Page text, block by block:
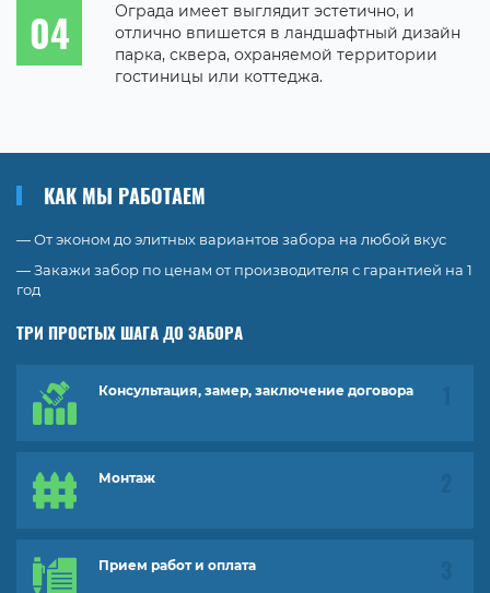
Ограда имеет выглядит эстетично, и
отлично впишется в ландшафтный дизайн
парка, сквера, охраняемой территории
гостиницы или коттеджа.
КАК МЫ РАБОТАЕМ
— От эконом до элитных вариантов забора на любой вкус
— Закажи забор по ценам от производителя с гарантией на 1
год
ТРИ ПРОСТЫХ ШАГА ДО ЗАБОРА
Консультация, замер, заключение договора
Монтаж
Прием работ и оплата